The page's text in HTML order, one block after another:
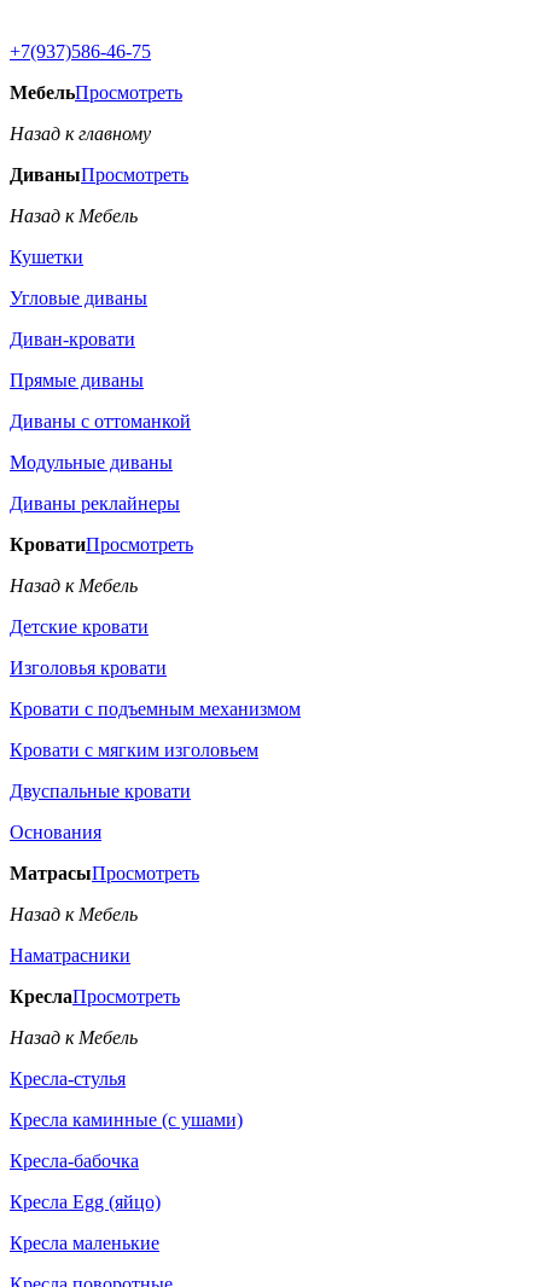
+7(937)586-46-75
МебельПросмотреть
Назад к главному
ДиваныПросмотреть
Назад к Мебель
Кушетки
Угловые диваны
Диван-кровати
Прямые диваны
Диваны с оттоманкой
Модульные диваны
Диваны реклайнеры
КроватиПросмотреть
Назад к Мебель
Детские кровати
Изголовья кровати
Кровати с подъемным механизмом
Кровати с мягким изголовьем
Двуспальные кровати
Основания
МатрасыПросмотреть
Назад к Мебель
Наматрасники
КреслаПросмотреть
Назад к Мебель
Кресла-стулья
Кресла каминные (с ушами)
Кресла-бабочка
Кресла Egg (яйцо)
Кресла маленькие